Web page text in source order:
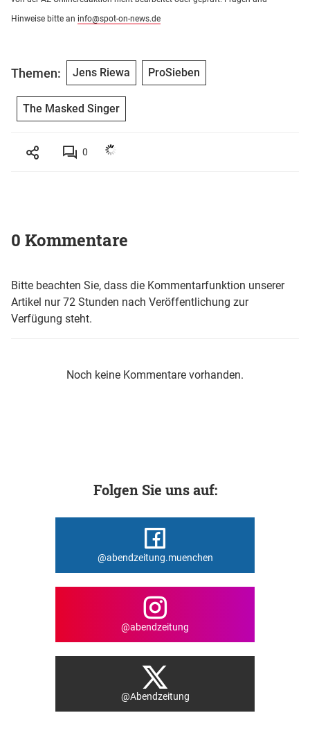
Hinweise bitte an info@spot-on-news.de
Themen: Jens Riewa ProSieben
The Masked Singer
0
0 Kommentare
Bitte beachten Sie, dass die Kommentarfunktion unserer
Artikel nur 72 Stunden nach Veröffentlichung zur
Verfügung steht.
Noch keine Kommentare vorhanden.
Folgen Sie uns auf:
@abendzeitung.muenchen
@abendzeitung
@Abendzeitung